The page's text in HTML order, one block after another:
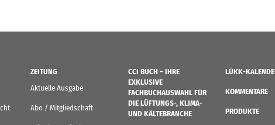
ZEITUNG
Aktuelle Ausgabe
Abo / Mitgliedschaft
CCI BUCH – IHRE
EXKLUSIVE
FACHBUCHAUSWAHL FÜR
DIE LÜFTUNGS-, KLIMA-
UND KÄLTEBRANCHE
LÜKK-
KOMMENTARE
PRODUKTE